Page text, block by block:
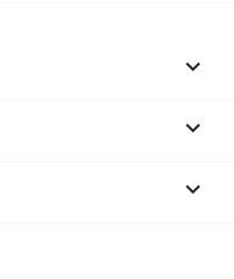


